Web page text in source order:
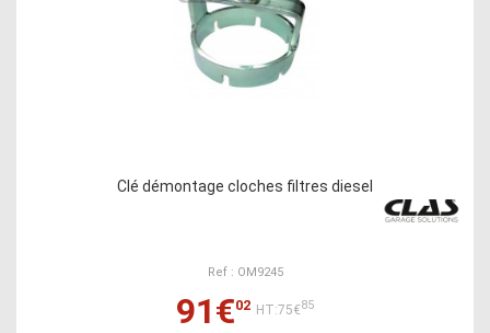
Clé démontage cloches filtres diesel
Ref : OM9245
91€02 HT:75€85